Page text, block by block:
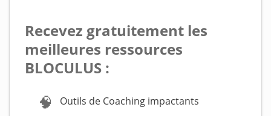
Recevez gratuitement les
meilleures ressources
BLOCULUS :
🧠
Outils de Coaching impactants